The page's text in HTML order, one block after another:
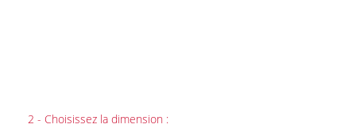
2 - Choisissez la dimension :